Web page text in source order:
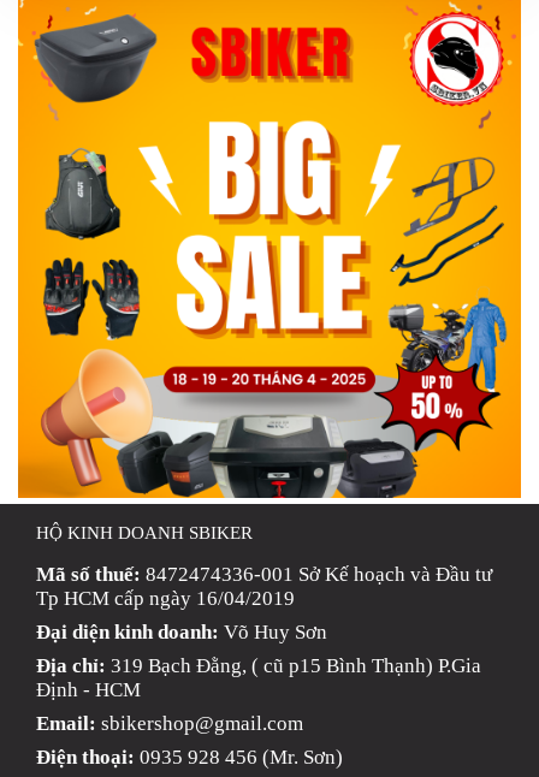
HỘ KINH DOANH SBIKER
Mã số thuế: 8472474336-001 Sở Kế hoạch và Đầu tư
Tp HCM cấp ngày 16/04/2019
Đại diện kinh doanh: Võ Huy Sơn
Địa chỉ: 319 Bạch Đằng, ( cũ p15 Bình Thạnh) P.Gia
Định - HCM
Email: sbikershop@gmail.com
Điện thoại: 0935 928 456 (Mr. Sơn)